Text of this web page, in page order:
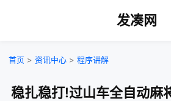
发凑网
首页 > 资讯中心 > 程序讲解
稳扎稳打!过山车全自动麻